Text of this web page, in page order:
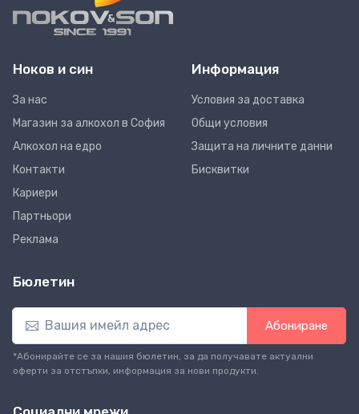
Ноков и син
За нас
Магазин за алкохол в София
Алкохол на едро
Контакти
Кариери
Партньори
Реклама
Информация
Условия за доставка
Общи условия
Защита на личните данни
Бисквитки
Бюлетин
Абониране
*Абонирайте се за нашия бюлетин, за да получавате актуални
оферти за отстъпки, информация за нови продукти.